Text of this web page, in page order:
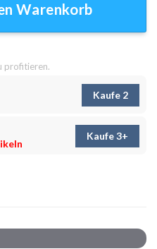
Warenkorb
profitieren.
Kaufe 2
Kaufe 3+